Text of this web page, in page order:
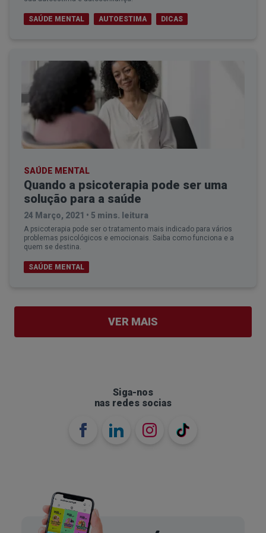
Registe-se Grátis
e aprenda com os melhores
na Maior Plataforma de Educação em
mental do doente
desempenham papéis essenciais no cuidado da
psicossocial, com foco em abordagens
terapêuticas e apoio emocional, enquanto os
psiquiatras fornecem conhecimentos médicos
SAÚDE MENTAL AUTOESTIMA DICAS
SAÚDE MENTAL
Quando a psicoterapia pode ser uma
solução para a saúde
24 Março, 2021 • 5 mins. leitura
A psicoterapia pode ser o tratamento mais indicado para vários
problemas psicológicos e emocionais. Saiba como funciona e a
quem se destina.
SAÚDE MENTAL
VER MAIS
Siga-nos
nas redes socias